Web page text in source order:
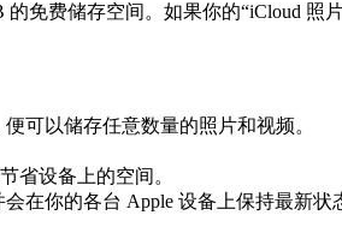
免费储存空间。如果你的“iCloud
可以储存任意数量的照片和视频。
省设备上的空间。
在你的各台 Apple 设备上保持最新状